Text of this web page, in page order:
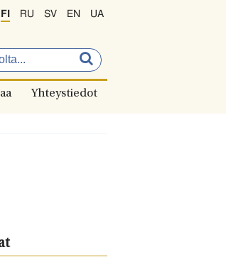
FI RU SV EN UA
Yhteystiedot